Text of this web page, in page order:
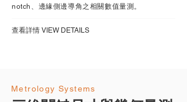
notch、邊緣側邊導角之相關數值量測。
​查看詳情 VIEW DETAILS
Metrology Systems